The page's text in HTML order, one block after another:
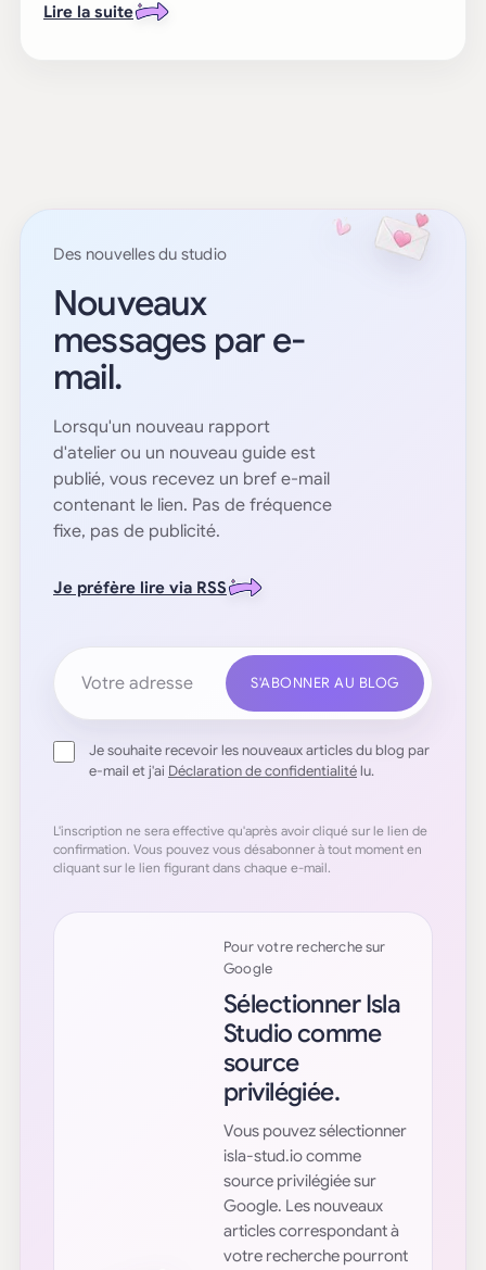
Lire la suite
Des nouvelles du studio
Nouveaux
messages par e-
mail.
Lorsqu'un nouveau rapport
d'atelier ou un nouveau guide est
publié, vous recevez un bref e-mail
contenant le lien. Pas de fréquence
fixe, pas de publicité.
Je préfère lire via RSS
S'ABONNER AU BLOG
Je souhaite recevoir les nouveaux articles du blog par
e-mail et j'ai Déclaration de confidentialitélu.
L'inscription ne sera effective qu'après avoir cliqué sur le lien de
confirmation. Vous pouvez vous désabonner à tout moment en
cliquant sur le lien figurant dans chaque e-mail.
Pour votre recherche sur
Google
Sélectionner Isla
Studio comme
source
privilégiée.
Vous pouvez sélectionner
isla-stud.io comme
source privilégiée sur
Google. Les nouveaux
articles correspondant à
votre recherche pourront